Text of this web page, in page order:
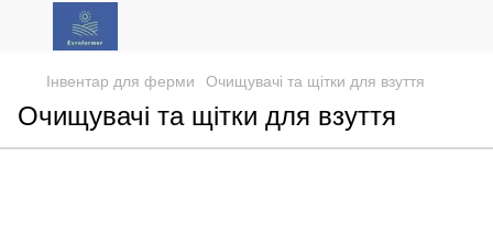
Інвентар для ферми Очищувачі та щітки для взуття
Очищувачі та щітки для взуття